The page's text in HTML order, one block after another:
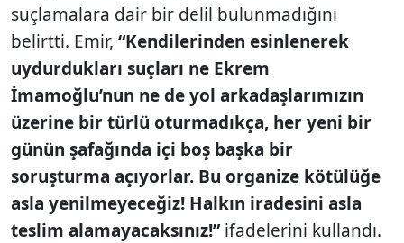
suçlamalara dair bir delil bulunmadığını
belirtti. Emir, “Kendilerinden esinlenerek
uydurdukları suçları ne Ekrem
İmamoğlu’nun ne de yol arkadaşlarımızın
üzerine bir türlü oturmadıkça, her yeni bir
günün şafağında içi boş başka bir
soruşturma açıyorlar. Bu organize kötülüğe
asla yenilmeyeceğiz! Halkın iradesini asla
teslim alamayacaksınız!”ifadelerini kullandı.